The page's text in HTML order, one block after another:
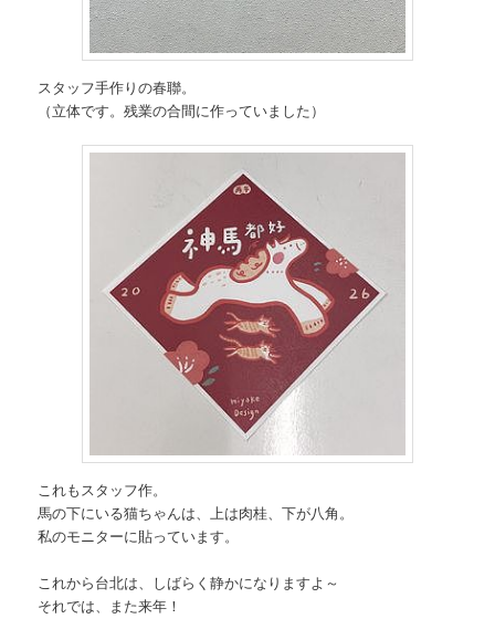
スタッフ手作りの春聯。
（立体です。残業の合間に作っていました）
これもスタッフ作。
馬の下にいる猫ちゃんは、上は肉桂、下が八角。
私のモニターに貼っています。
これから台北は、しばらく静かになりますよ～
それでは、また来年！